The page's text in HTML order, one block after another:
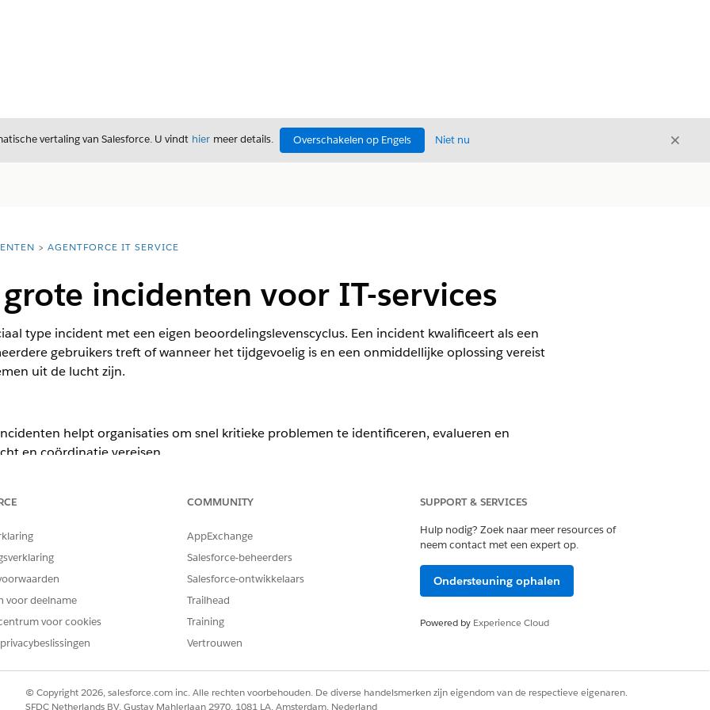
vertaling van Salesforce. U vindt hier meer details. Overschakelen op Engels Niet nu Sluiten
AGENTFORCE IT SERVICE
incidenten voor IT-services
type incident met een eigen beoordelingslevenscyclus. Een incident kwalificeert als een
gebruikers treft of wanneer het tijdgevoelig is en een onmiddellijke oplossing vereist
uit de lucht zijn.
helpt organisaties om snel kritieke problemen te identificeren, evalueren en
en coördinatie vereisen.
voor IT-services
fasen doorloopt en hoe het kan worden gedegradeerd wanneer de impact wordt verminderd.
kritieke impact op het bedrijf hebben en stel ze voor als potentiële grote incidenten.
incidenten en keur ze goed of wijs ze af op basis van bedrijfsbehoeften.
promoten
een groot incident rechtstreeks vanaf de recordpagina Incident.
voor deelname
voor cookies
COMMUNITY
AppExchange
Salesforce-beheerders
Salesforce-ontwikkelaars
Trailhead
Training
Vertrouwen
SUPPORT & SERVICES
Hulp nodig? Zoek naar meer resources of
neem contact met een expert op.
Ondersteuning ophalen
Powered by Experience Cloud
© Copyright 2026, salesforce.com inc. Alle rechten voorbehouden. De diverse handelsmerken zijn eigendom van de respectieve eigenaren.
SFDC Netherlands BV, Gustav Mahlerlaan 2970, 1081 LA, Amsterdam, Nederland